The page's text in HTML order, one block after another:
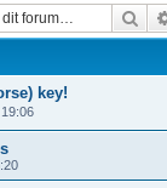
key!